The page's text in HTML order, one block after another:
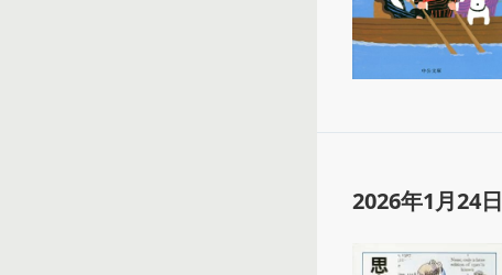
2026年1月24日